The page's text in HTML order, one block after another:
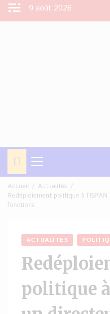
Aller
9 août 2026
Menu
principal
Accueil
Actualités
Redéploiement politique à
fonctions
ACTUALITÉS
politique à